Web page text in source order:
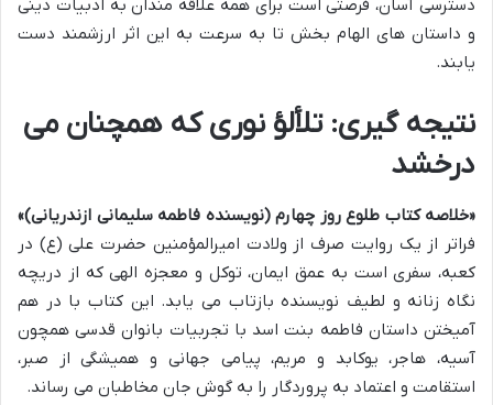
دسترسی آسان، فرصتی است برای همه علاقه مندان به ادبیات دینی
و داستان های الهام بخش تا به سرعت به این اثر ارزشمند دست
یابند.
نتیجه گیری: تلألؤ نوری که همچنان می
درخشد
«خلاصه کتاب طلوع روز چهارم (نویسنده فاطمه سلیمانی ازندریانی)»
فراتر از یک روایت صرف از ولادت امیرالمؤمنین حضرت علی (ع) در
کعبه، سفری است به عمق ایمان، توکل و معجزه الهی که از دریچه
نگاه زنانه و لطیف نویسنده بازتاب می یابد. این کتاب با در هم
آمیختن داستان فاطمه بنت اسد با تجربیات بانوان قدسی همچون
آسیه، هاجر، یوکابد و مریم، پیامی جهانی و همیشگی از صبر،
استقامت و اعتماد به پروردگار را به گوش جان مخاطبان می رساند.